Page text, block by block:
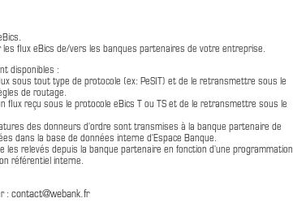
flux eBics de/vers les banques partenaires de votre entreprise.
disponibles :
sous tout type de protocole (ex: PeSIT) et de le retransmettre sous le
de routage.
flux reçu sous le protocole eBics T ou TS et de le retransmettre sous le
des donneurs d'ordre sont transmises à la banque partenaire de
dans la base de données interne d'Espace Banque.
les relevés depuis la banque partenaire en fonction d'une programmation
référentiel interne.
: contact@webank.fr